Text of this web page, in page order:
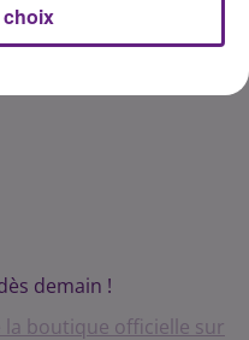
demain !
boutique officielle sur
choix